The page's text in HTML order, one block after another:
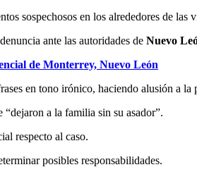
sospechosos en los alrededores de las
ante las autoridades de Nuevo
de Monterrey, Nuevo León
en tono irónico, haciendo alusión a la
a la familia sin su asador”.
respecto al caso.
posibles responsabilidades.